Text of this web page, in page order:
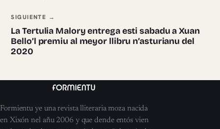
SIGUIENTE →
La Tertulia Malory entrega esti sabadu a Xuan
Bello’l premiu al meyor llibru n’asturianu del
2020
Formientu ye una revista lliteraria moza nacida
en Xixón nel añu 2006 y que dende entós vien